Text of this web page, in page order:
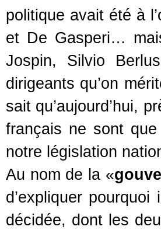
politique avait été à
et De Gasperi…
Jospin, Silvio
dirigeants qu’on
sait qu’aujourd’hui,
français ne sont
notre législation
Au nom de la «
d’expliquer
décidée, dont les